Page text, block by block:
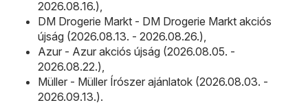
2026.08.16.),
DM Drogerie Markt - DM Drogerie Markt akciós
újság (2026.08.13. - 2026.08.26.),
Azur - Azur akciós újság (2026.08.05. -
2026.08.22.),
Müller - Müller Írószer ajánlatok (2026.08.03. -
2026.09.13.).